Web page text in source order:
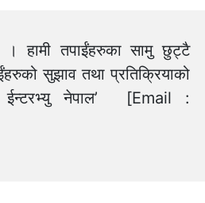
। हामी तपाईंहरुका सामु छुट्टै
सुझाव तथा प्रतिक्रियाको
ईन्टरभ्यु नेपाल’ [Email :